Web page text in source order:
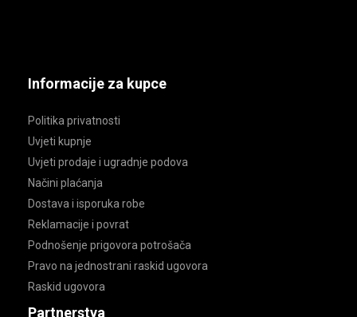
Informacije za kupce
Politika privatnosti
Uvjeti kupnje
Uvjeti prodaje i ugradnje podova
Načini plaćanja
Dostava i isporuka robe
Reklamacije i povrat
Podnošenje prigovora potrošača
Pravo na jednostrani raskid ugovora
Raskid ugovora
Partnerstva